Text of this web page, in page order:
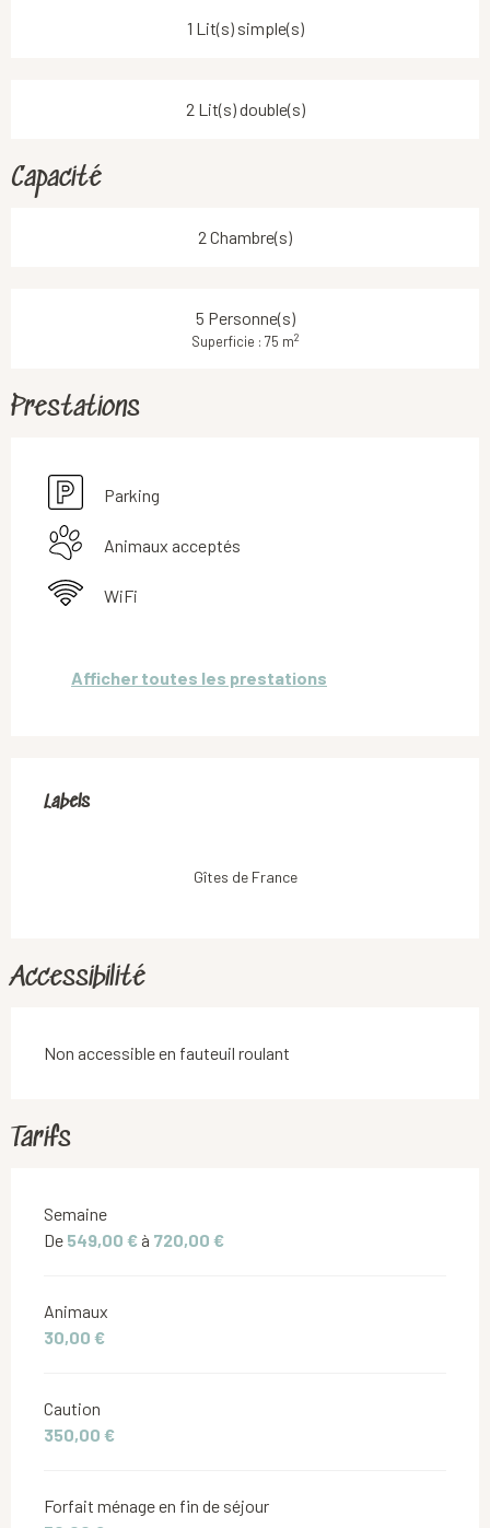
1 Lit(s) simple(s)
2 Lit(s) double(s)
Capacité
2 Chambre(s)
5 Personne(s)
Superficie : 75 m2
Prestations
Parking
Animaux acceptés
WiFi
Afficher toutes les prestations
Labels
Labels
Gîtes de France
Accessibilité
Non accessible en fauteuil roulant
Tarifs
Tarifs 2026
Semaine
De 549,00 € à 720,00 €
Animaux
30,00 €
Caution
350,00 €
Forfait ménage en fin de séjour